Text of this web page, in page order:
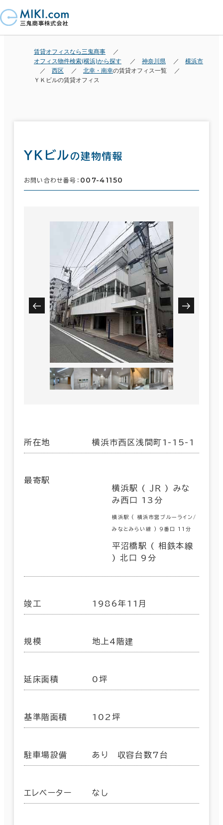
賃貸オフィスなら三鬼商事
オフィス物件検索(横浜)から探す
神奈川県
横浜市
西区
北幸・南幸の賃貸オフィス一覧
ＹＫビルの賃貸オフィス
ＹＫビルの建物情報
お問い合わせ番号： 007-41150
所在地 横浜市西区浅間町1-15-1
最寄駅
横浜駅 ( ＪＲ ) みな
み西口 13分
横浜駅 ( 横浜市営ブルーライン/
みなとみらい線 ) 9番口 11分
平沼橋駅 ( 相鉄本線
) 北口 9分
竣工 1986年11月
規模 地上4階建
延床面積 0坪
基準階面積 102坪
駐車場設備 あり 収容台数7台
エレベーター なし